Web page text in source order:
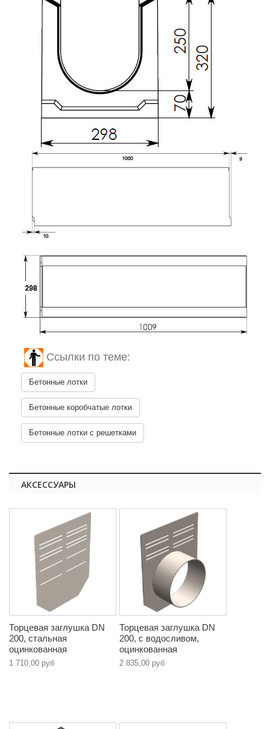
Ссылки по теме:
Бетонные лотки
Бетонные коробчатые лотки
Бетонные лотки с решетками
АКСЕССУАРЫ
Торцевая заглушка DN
200, стальная
оцинкованная
1 710,00 руб
Торцевая заглушка DN
200, с водосливом,
оцинкованная
2 835,00 руб